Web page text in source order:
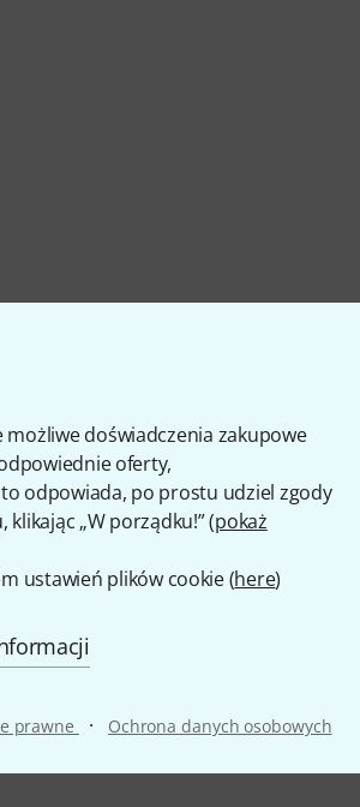
doświadczenia zakupowe
oferty,
odpowiada, po prostu udziel zgody
„W porządku!” (pokaż
ustawień plików cookie (here)
prawne · Ochrona danych osobowych